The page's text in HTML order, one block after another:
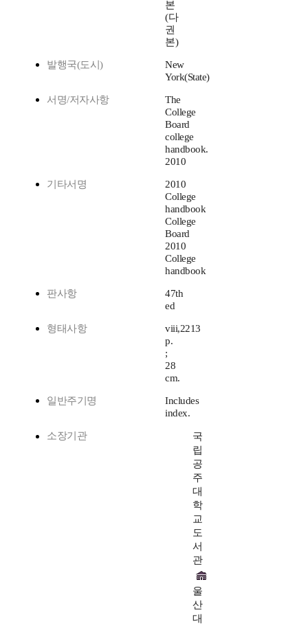
본
(다
권
본)
발행국(도시)
New
York(State)
서명/저자사항
The
College
Board
college
handbook.
2010
기타서명
2010
College
handbook
College
Board
2010
College
handbook
판사항
47th
ed
형태사항
viii,2213
p.
;
28
cm.
일반주기명
Includes
index.
소장기관
국
립
공
주
대
학
교
도
서
관
울
산
대